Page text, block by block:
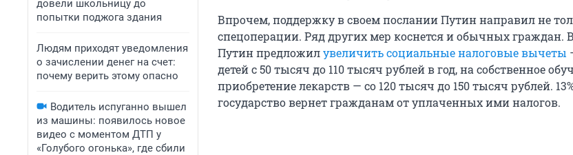
довели школьницу до
попытки поджога здания
Людям приходят уведомления
о зачислении денег на счет:
почему верить этому опасно
Водитель испуганно вышел
из машины: появилось новое
видео с моментом ДТП у
«Голубого огонька», где сбили
Впрочем, поддержку в своем послании Путин направил не
спецоперации. Ряд других мер коснется и обычных граждан.
Путин предложилувеличить социальные налоговые вычеты
детей с 50 тысяч до 110 тысяч рублей в год, на собственное
приобретение лекарств — со 120 тысяч до 150 тысяч рублей.
государство вернет гражданам от уплаченных ими налогов.